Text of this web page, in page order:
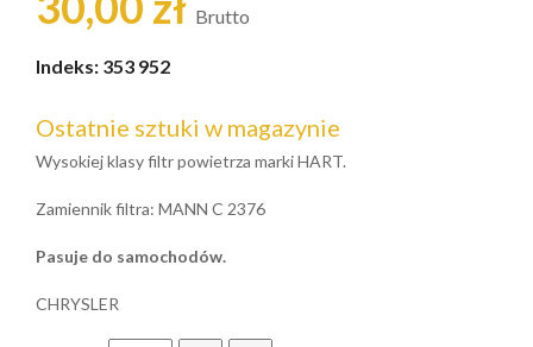
Brutto
Indeks: 353 952
Ostatnie sztuki w magazynie
Wysokiej klasy filtr powietrza marki HART.
Zamiennik filtra: MANN C 2376
Pasuje do samochodów.
CHRYSLER